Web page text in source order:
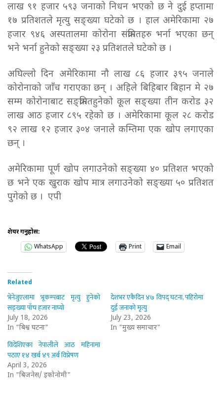
लाख ९१ हजार ५९३ जनाको निधन भएको छ ने दुई हप्तामा
१७ प्रतिशतले मृत्यु सङ्ख्या घटेको छ । हाल अमेरिकामा २७
हजार ९४६ अस्पतालमा कोरोना संक्रमितहरु भर्ना भएका छन्
भने भर्ना हुनेको सङ्ख्या २३ प्रतिशतले घटेको छ ।
अघिल्लो दिन अमेरिकामा नौ लाख ८६ हजार ३९५ जनाले
कोरोनाको जाँच गराएका छन् । अहिले बिहिबार बिहान मे २७
सम्म कोरोनाबाट सङ्क्रमितहुनेको कूल सङ्ख्या तीन करोड ३२
लाख आठ हजार ८९५ रहेको छ । अमेरिकामा कूल २८ करोड
९२ लाख १२ हजार ३०४ जनाले कम्तिमा एक खोप लगाएका
छन् ।
अमेरिकामा पूर्ण खोप लगाउनेको सङ्ख्या ४० प्रतिशत भएको
छ भने एक खुराक खोप मात्र लगाउनेको सङ्ख्या ५० प्रतिशत
पुगेको छ । एपी
शेयर गर्नुहोस:
WhatsApp
Print Email
Related
भेनेजुएलामा भूकम्पबाट मृत्यु हुनेको
सङ्ख्या पाँच हजार नाघ्यो
July 18, 2026
In "बिश्व घटना"
देशभर एकैदिन ४७ विपद् घटना, पहिरोमा
दुई जनाको मृत्यु
July 23, 2026
In "मुख्य समाचार"
विदेशिएका नेपालीले आठ महिनामा
पठाए १४ खर्ब ४९ अर्ब विप्रेषण
April 3, 2026
In "बिजनेस/ इकोनोमी"